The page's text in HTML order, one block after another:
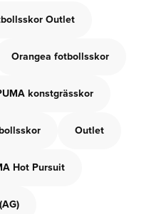
Outlet
Orangea fotbollsskor
konstgrässkor
Outlet
Hot Pursuit